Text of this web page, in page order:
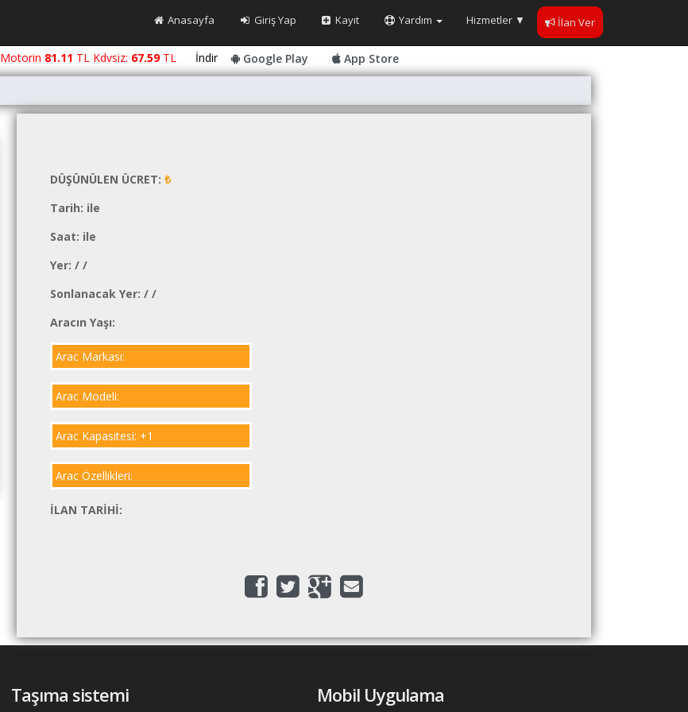
Motorin 81.11 TL Kdvsiz: 67.59TL İndir Google Play App Store
Anasayfa Giriş Yap Kayıt Yardım Hizmetler ▼ İlan Ver
DÜŞÜNÜLEN ÜCRET: ₺
Tarih: ile
Saat: ile
Yer: / /
Sonlanacak Yer: / /
Aracın Yaşı:
Arac Markası:
Arac Modeli:
Arac Kapasitesi: +1
Arac Özellikleri:
İLAN TARIHI:
Taşıma sistemi Mobil Uygulama